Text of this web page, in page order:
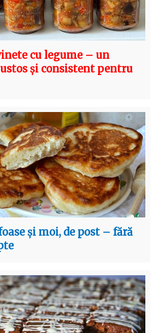
cu legume – un
și consistent pentru
și moi, de post – fără